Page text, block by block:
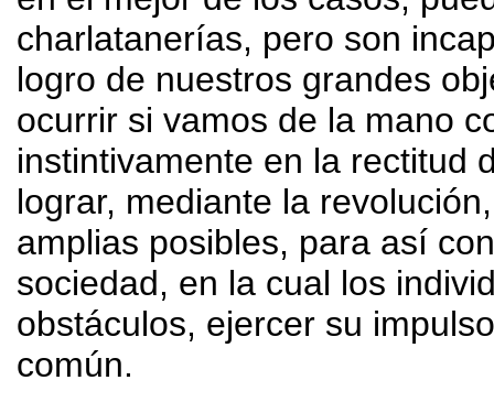
charlatanerías, pero son
logro de nuestros grandes
ocurrir si vamos de la mano
instintivamente en la rectitud
lograr, mediante la
amplias posibles, para así
sociedad, en la cual los
obstáculos, ejercer su
común.